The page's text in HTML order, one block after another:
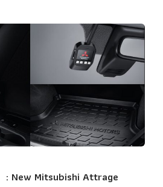
: New Mitsubishi Attrage